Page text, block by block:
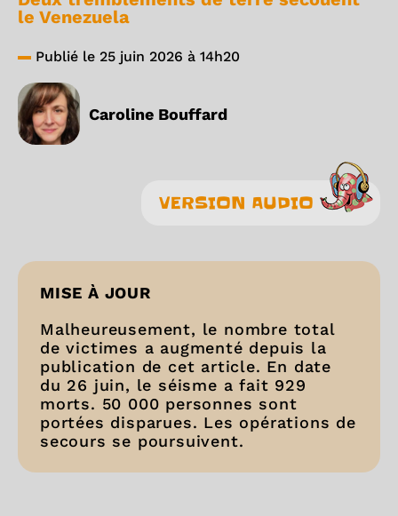
le Venezuela
Publié le 25 juin 2026 à 14h20
Caroline Bouffard
VERSION AUDIO
MISE À JOUR
Malheureusement, le nombre total
de victimes a augmenté depuis la
publication de cet article. En date
du 26 juin, le séisme a fait 929
morts. 50 000 personnes sont
portées disparues. Les opérations de
secours se poursuivent.